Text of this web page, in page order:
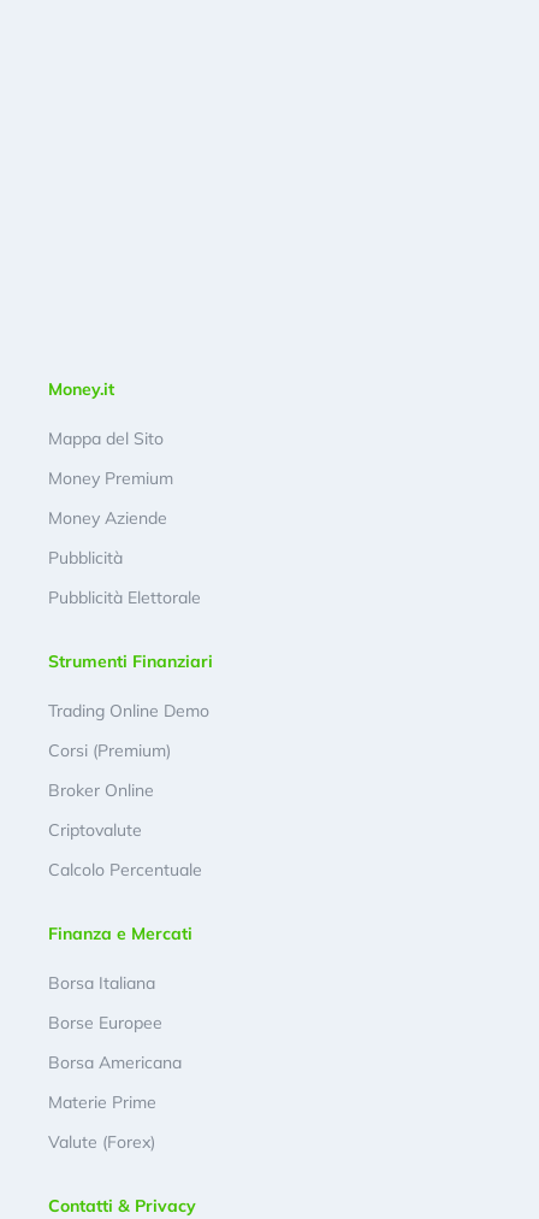
Money.it
Mappa del Sito
Money Premium
Money Aziende
Pubblicità
Pubblicità Elettorale
Strumenti Finanziari
Trading Online Demo
Corsi (Premium)
Broker Online
Criptovalute
Calcolo Percentuale
Finanza e Mercati
Borsa Italiana
Borse Europee
Borsa Americana
Materie Prime
Valute (Forex)
Contatti & Privacy